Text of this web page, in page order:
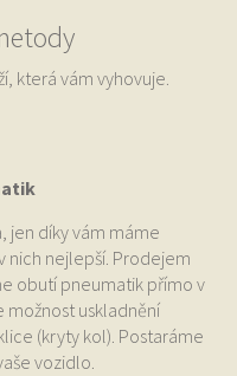
která vám vyhovuje.
jen díky vám máme
nich nejlepší. Prodejem
obutí pneumatik přímo v
možnost uskladnění
(kryty kol). Postaráme
vozidlo.